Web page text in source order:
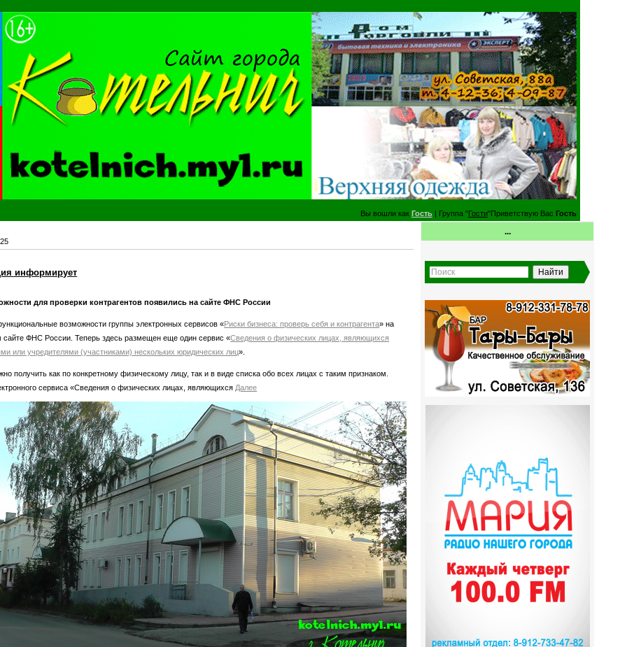
Вы вошли как Гость| Группа "Гости"Приветствую Вас Гость
25
информирует
для проверки контрагентов появились на сайте ФНС России
возможности группы электронных сервисов «Риски бизнеса: проверь себя и контрагента» на
сайте ФНС России. Теперь здесь размещен еще один сервис «Сведения о физических лицах, являющихся
или учредителями (участниками) нескольких юридических лиц».
получить как по конкретному физическому лицу, так и в виде списка обо всех лицах с таким признаком.
сервиса «Сведения о физических лицах, являющихся Далее
...